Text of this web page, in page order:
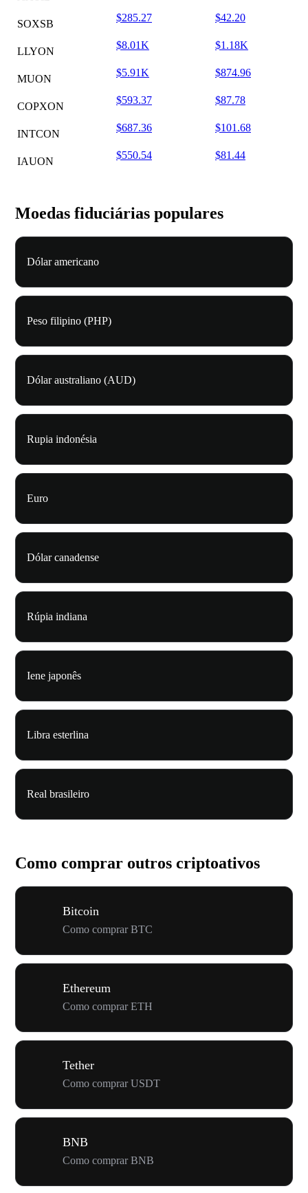
SOXSB
$285.27 $42.20
LLYON
$8.01K $1.18K
MUON
$5.91K $874.96
COPXON
$593.37 $87.78
INTCON
$687.36 $101.68
IAUON
$550.54 $81.44
Moedas fiduciárias populares
Dólar americano
Peso filipino (PHP)
Dólar australiano (AUD)
Rupia indonésia
Euro
Dólar canadense
Rúpia indiana
Iene japonês
Libra esterlina
Real brasileiro
Como comprar outros criptoativos
Bitcoin
Como comprar BTC
Ethereum
Como comprar ETH
Tether
Como comprar USDT
BNB
Como comprar BNB